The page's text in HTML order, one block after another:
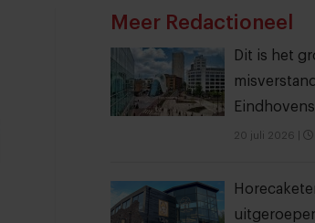
Meer Redactioneel
Dit is het
20 juli 2026